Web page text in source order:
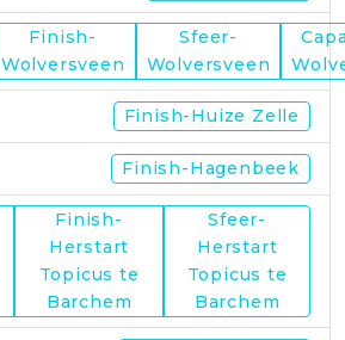
Finish-
Wolversveen
Sfeer-
Wolversveen
Finish-Huize Zelle
Finish-Hagenbeek
Finish-
Herstart
Topicus te
Barchem
Sfeer-
Herstart
Topicus te
Barchem